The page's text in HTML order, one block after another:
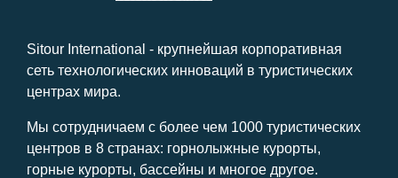
Sitour International - крупнейшая корпоративная
сеть технологических инноваций в туристических
центрах мира.
Мы сотрудничаем с более чем 1000 туристических
центров в 8 странах: горнолыжные курорты,
горные курорты, бассейны и многое другое.